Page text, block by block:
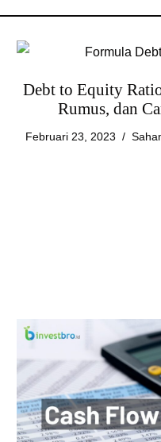
Debt to Equity
Rumus, dan
Februari 23, 2023